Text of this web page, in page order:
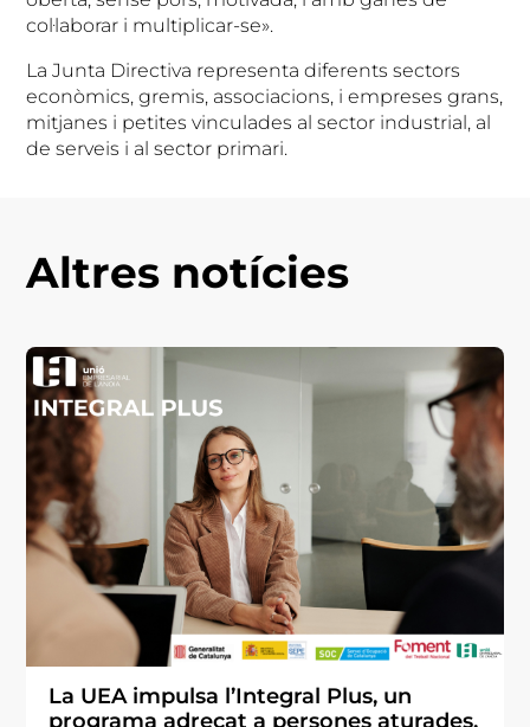
col·laborar i multiplicar-se».
La Junta Directiva representa diferents sectors
econòmics, gremis, associacions, i empreses grans,
mitjanes i petites vinculades al sector industrial, al
de serveis i al sector primari.
Altres notícies
La UEA impulsa l’Integral Plus, un
programa adreçat a persones aturades,